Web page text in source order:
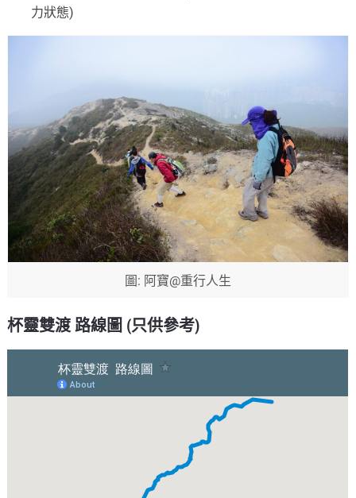
力狀態)
圖: 阿寶@重行人生
杯靈雙渡 路線圖 (只供參考)